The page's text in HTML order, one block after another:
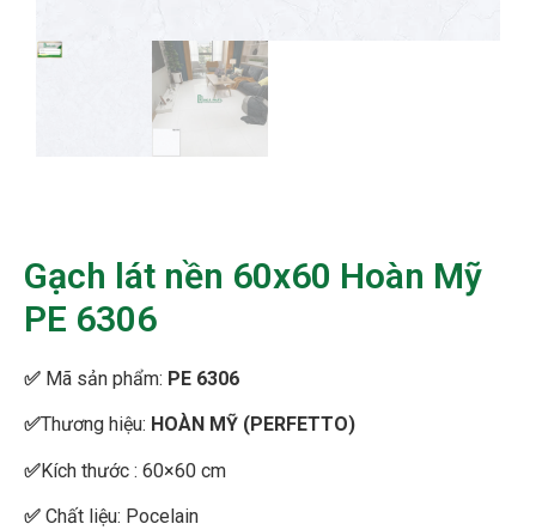
Gạch lát nền 60x60 Hoàn Mỹ
PE 6306
✅ Mã sản phẩm: PE 6306
✅Thương hiệu: HOÀN MỸ (PERFETTO)
✅Kích thước : 60×60 cm
✅ Chất liệu: Pocelain